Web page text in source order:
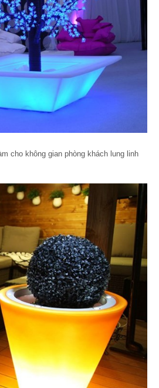
cho không gian phòng khách lung linh